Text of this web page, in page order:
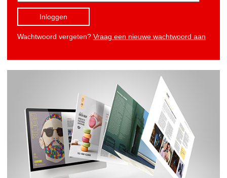
Inloggen
Wachtwoord vergeten? Vraag een nieuwe wachtwoord aan